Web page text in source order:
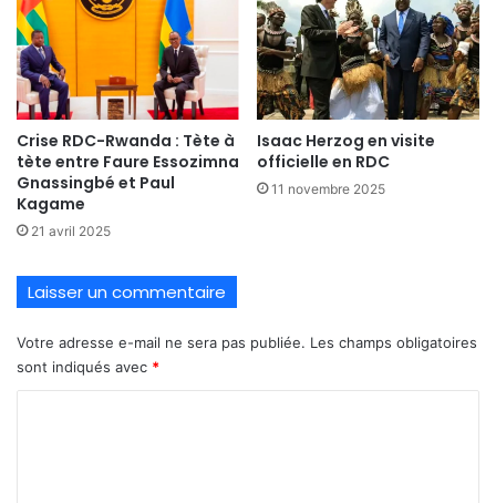
Crise RDC-Rwanda : Tète à
tète entre Faure Essozimna
Gnassingbé et Paul
Kagame
21 avril 2025
Isaac Herzog en visite
officielle en RDC
11 novembre 2025
Laisser un commentaire
Votre adresse e-mail ne sera pas publiée. Les champs obligatoires
sont indiqués avec *